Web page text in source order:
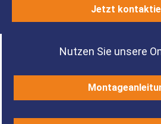
Jetzt
Nutzen Sie unsere